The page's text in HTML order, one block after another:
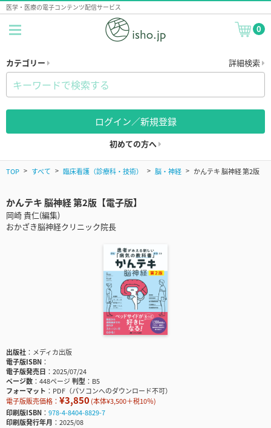
医学・医療の電子コンテンツ配信サービス
0
カテゴリー 詳細検索
ログイン／新規登録
初めての方へ
TOP すべて 臨床看護（診療科・技術） 脳・神経 かんテキ 脳神経 第2版
かんテキ 脳神経 第2版【電子版】
岡崎 貴仁(編集)
おかざき脳神経クリニック院長
出版社
メディカ出版
電子版ISBN
電子版発売日
2025/07/24
ページ数
448ページ判型
B5
フォーマット
PDF（パソコンへのダウンロード不可）
電子版販売価格： ¥3,850(本体¥3,500＋税10％)
印刷版ISBN
978-4-8404-8829-7
印刷版発行年月
2025/08